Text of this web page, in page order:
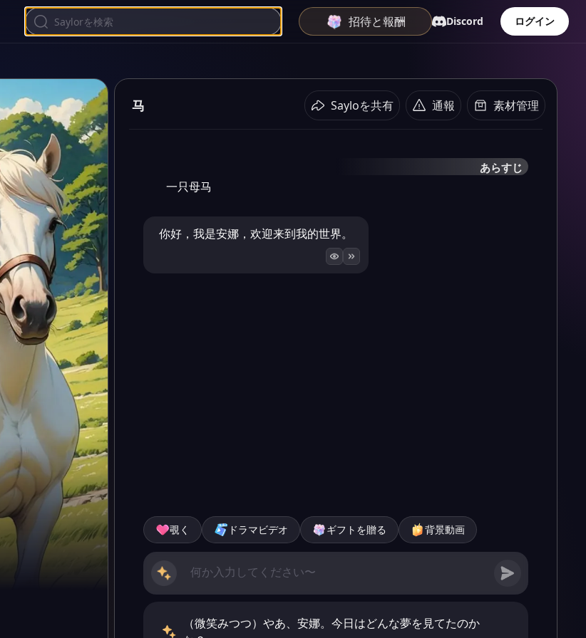
招待と報酬 Discord ログイン
马 Sayloを共有 通報 素材管理
あらすじ
一只母马
你好，我是安娜，欢迎来到我的世界。
覗く ドラマビデオ ギフトを贈る 背景動画
（微笑みつつ）やあ、安娜。今日はどんな夢を見てたのか